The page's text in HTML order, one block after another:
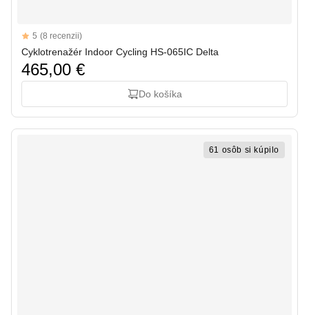
Reviews
5 out of 5 stars
5 (8 recenzii)
Cyklotrenažér Indoor Cycling HS-065IC Delta
465,00 €
Do košíka
61 osôb si kúpilo